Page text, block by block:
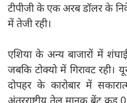
टीपीजी के एक अरब डॉलर के
में तेजी रही।
एशिया के अन्य बाजारों में
जबकि टोक्यो में गिरावट रही।
दोपहर के कारोबार में
अंतरराष्ट्रीय तेल मानक ब्रेंट